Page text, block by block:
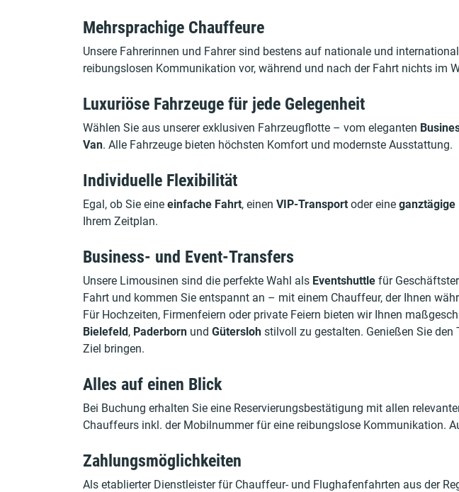
Mehrsprachige Chauffeure
Unsere Fahrerinnen und Fahrer sind bestens auf nationale und
reibungslosen Kommunikation vor, während und nach der Fahrt nichts im
Luxuriöse Fahrzeuge für jede Gelegenheit
Wählen Sie aus unserer exklusiven Fahrzeugflotte – vom eleganten
Van. Alle Fahrzeuge bieten höchsten Komfort und modernste Ausstattung.
Individuelle Flexibilität
Egal, ob Sie eine einfache Fahrt, einen VIP-Transport oder eine ganztägige
Ihrem Zeitplan.
Business- und Event-Transfers
Unsere Limousinen sind die perfekte Wahl als Eventshuttle für
Fahrt und kommen Sie entspannt an – mit einem Chauffeur, der Ihnen
Für Hochzeiten, Firmenfeiern oder private Feiern bieten wir Ihnen
Bielefeld, Paderborn und Gütersloh stilvoll zu gestalten. Genießen Sie
Ziel bringen.
Alles auf einen Blick
Bei Buchung erhalten Sie eine Reservierungsbestätigung mit allen
Chauffeurs inkl. der Mobilnummer für eine reibungslose Kommunikation.
Zahlungsmöglichkeiten
Als etablierter Dienstleister für Chauffeur- und Flughafenfahrten aus der